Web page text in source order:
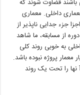
باشند قضاوت شوند که
داخلی. معماری
اجزاجزء جدایی ناپذیر از
دوره از مسابقه، ما شاهد
بهخوبی روند کلی
معمار پروژهنبودهباشد.
نها راتحت یک روند